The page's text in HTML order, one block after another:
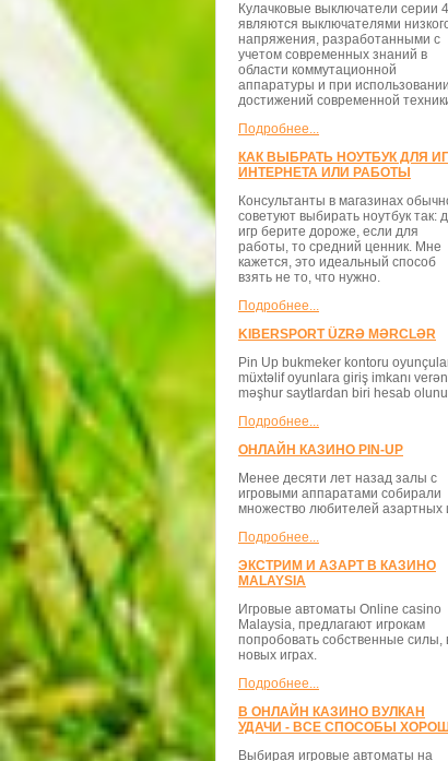
Кулачковые выключатели серии
являются выключателями
напряжения, разработанными с
учетом современных знаний в
области коммутационной
аппаратуры и при использовании
достижений современной
Подробнее...
КАК ВЫБРАТЬ НОУТБУК ДЛЯ
ИНТЕРНЕТА ИЛИ РАБОТЫ
Консультанты в магазинах
советуют выбирать ноутбук так:
игр берите дороже, если для
работы, то средний ценник. Мне
кажется, это идеальный способ
взять не то, что нужно.
Подробнее...
KIBERSPORT ÜZRƏ MƏRCLƏR
Pin Up bukmeker kontoru
müxtəlif oyunlara giriş imkanı
məşhur saytlardan biri hesab
Подробнее...
ОНЛАЙН КАЗИНО PIN-UP
Менее десяти лет назад залы с
игровыми аппаратами собирали
множество любителей азартных
Подробнее...
ЭКСТРИМ И АЗАРТ В КАЗИНО
MALAYSIA
Игровые автоматы Online casino
Malaysia, предлагают игрокам
попробовать собственные силы,
новых играх.
Подробнее...
В ОНЛАЙН КАЗИНО ВУЛКАН
УДАЧИ - ВСЕ СПОСОБЫ
Выбирая игровые автоматы на